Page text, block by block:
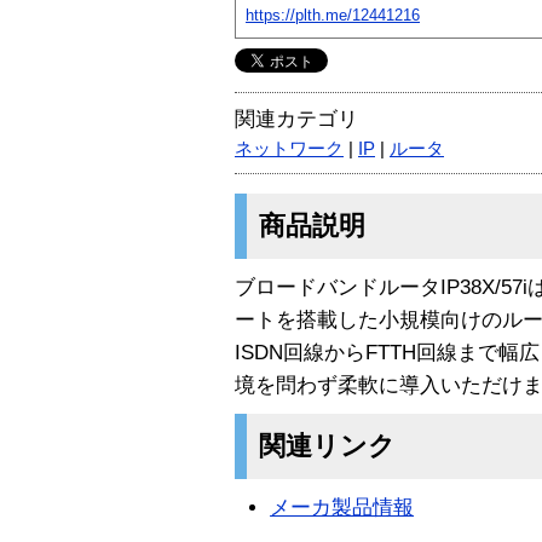
https://plth.me/12441216
関連カテゴリ
ネットワーク IP ルータ
商品説明
ブロードバンドルータIP38X/57i
ートを搭載した小規模向けのル
ISDN回線からFTTH回線まで幅
境を問わず柔軟に導入いただけ
関連リンク
メーカ製品情報